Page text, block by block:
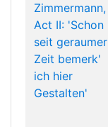
Zimmermann,
Act II: 'Schon
seit geraumer
Zeit bemerk'
ich hier
Gestalten'